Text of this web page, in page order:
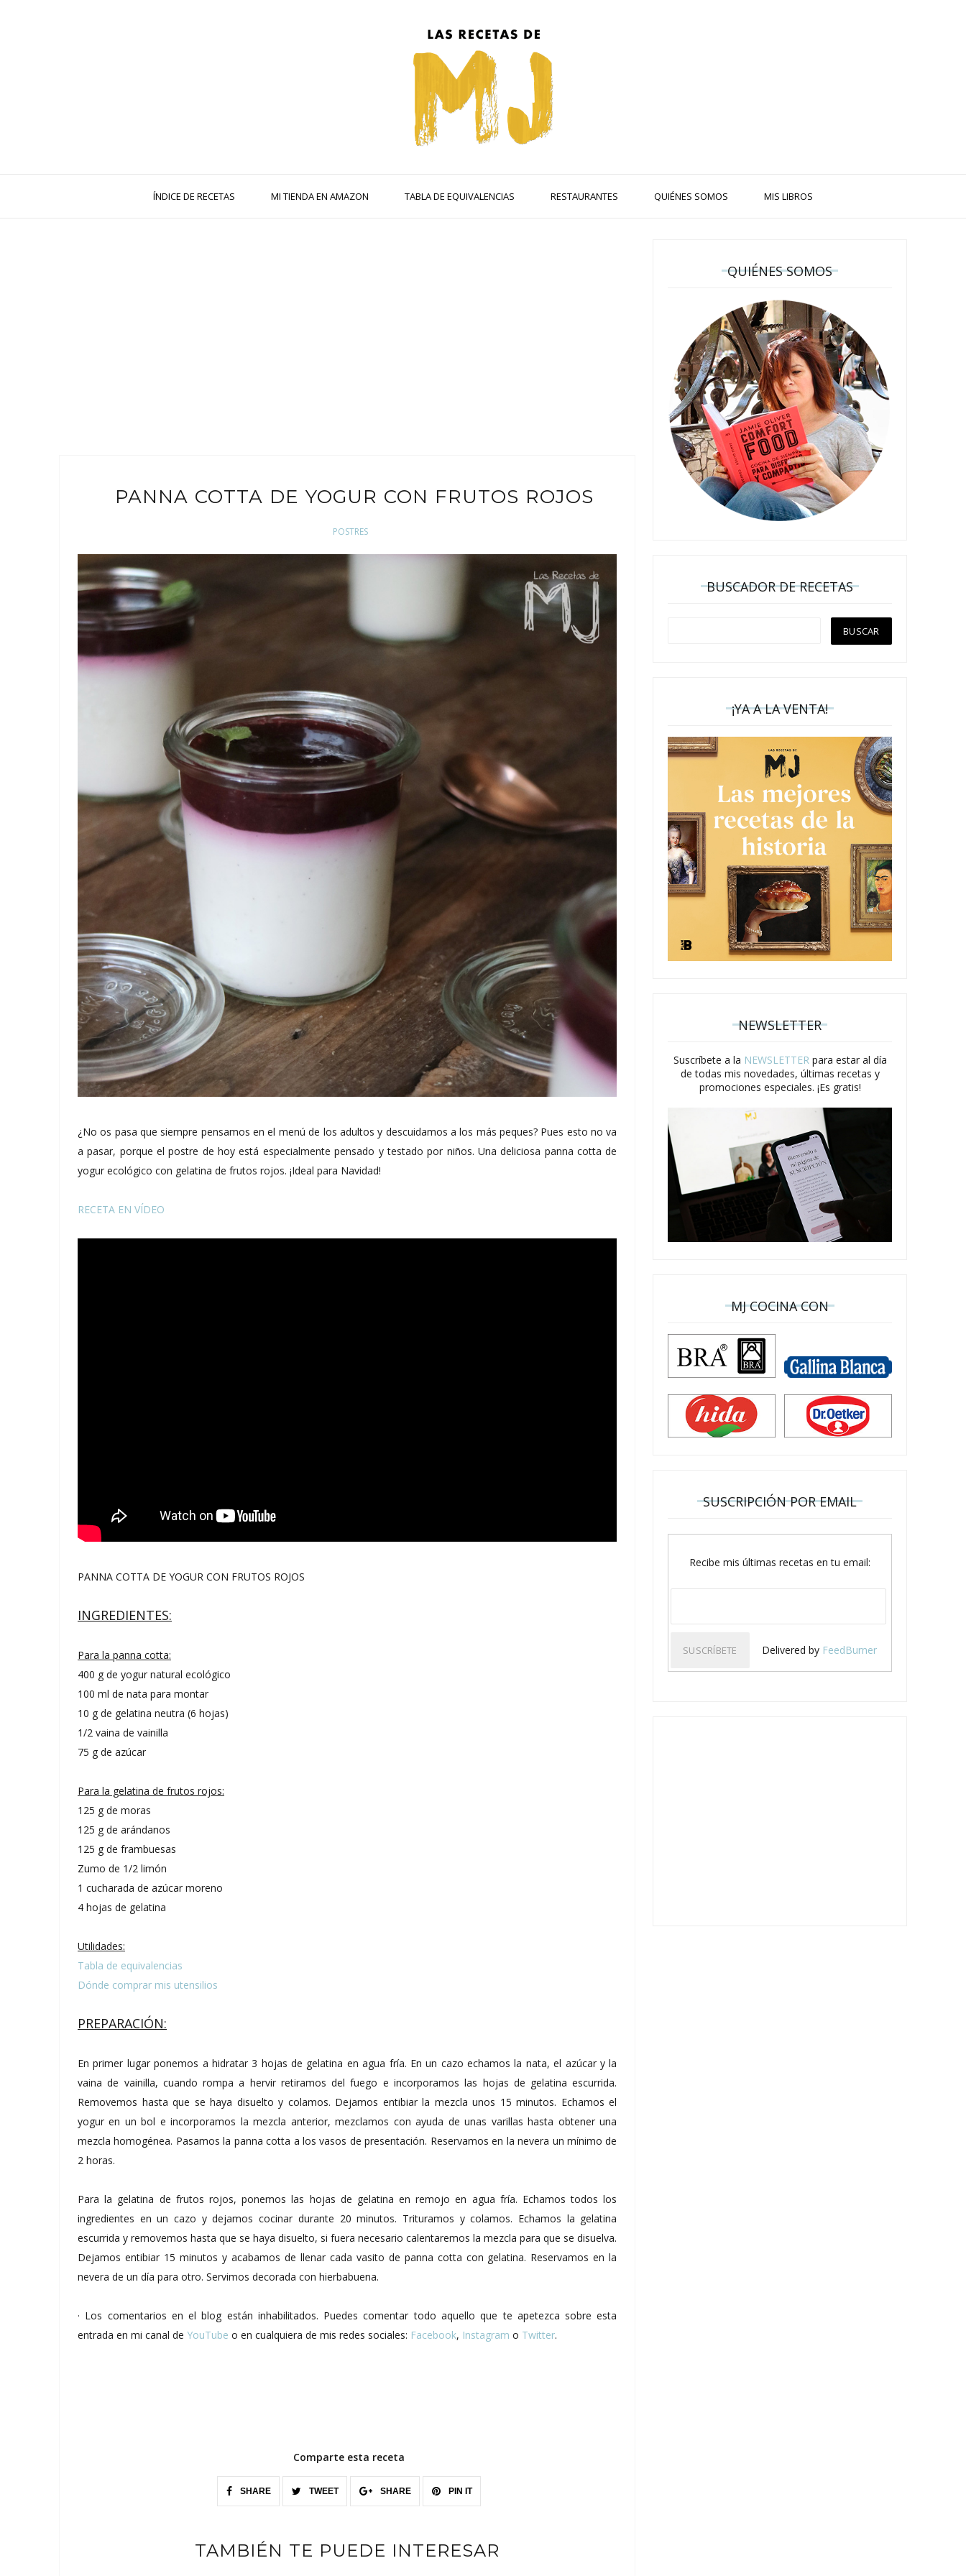
ÍNDICE DE RECETAS MI TIENDA EN AMAZON TABLA DE EQUIVALENCIAS RESTAURANTES QUIÉNES SOMOS MIS LIBROS
PANNA COTTA DE YOGUR CON FRUTOS ROJOS
POSTRES
¿No os pasa que siempre pensamos en el menú de los adultos y descuidamos a los más peques? Pues esto no va
a pasar, porque el postre de hoy está especialmente pensado y testado por niños. Una deliciosa panna cotta de
yogur ecológico con gelatina de frutos rojos. ¡Ideal para Navidad!
RECETA EN VÍDEO
PANNA COTTA DE YOGUR CON FRUTOS ROJOS
INGREDIENTES:
Para la panna cotta:
400 g de yogur natural ecológico
100 ml de nata para montar
10 g de gelatina neutra (6 hojas)
1/2 vaina de vainilla
75 g de azúcar
Para la gelatina de frutos rojos:
125 g de moras
125 g de arándanos
125 g de frambuesas
Zumo de 1/2 limón
1 cucharada de azúcar moreno
4 hojas de gelatina
Utilidades:
Tabla de equivalencias
Dónde comprar mis utensilios
PREPARACIÓN:
En primer lugar ponemos a hidratar 3 hojas de gelatina en agua fría. En un cazo echamos la nata, el azúcar y la
vaina de vainilla, cuando rompa a hervir retiramos del fuego e incorporamos las hojas de gelatina escurrida.
Removemos hasta que se haya disuelto y colamos. Dejamos entibiar la mezcla unos 15 minutos. Echamos el
yogur en un bol e incorporamos la mezcla anterior, mezclamos con ayuda de unas varillas hasta obtener una
mezcla homogénea. Pasamos la panna cotta a los vasos de presentación. Reservamos en la nevera un mínimo de
2 horas.
Para la gelatina de frutos rojos, ponemos las hojas de gelatina en remojo en agua fría. Echamos todos los
ingredientes en un cazo y dejamos cocinar durante 20 minutos. Trituramos y colamos. Echamos la gelatina
escurrida y removemos hasta que se haya disuelto, si fuera necesario calentaremos la mezcla para que se disuelva.
Dejamos entibiar 15 minutos y acabamos de llenar cada vasito de panna cotta con gelatina. Reservamos en la
nevera de un día para otro. Servimos decorada con hierbabuena.
· Los comentarios en el blog están inhabilitados. Puedes comentar todo aquello que te apetezca sobre esta
entrada en mi canal de YouTube o en cualquiera de mis redes sociales: Facebook, Instagram o Twitter.
Comparte esta receta
SHARE TWEET SHARE PIN IT
TAMBIÉN TE PUEDE INTERESAR
QUIÉNES SOMOS
BUSCADOR DE RECETAS
¡YA A LA VENTA!
NEWSLETTER
Suscríbete a la NEWSLETTERpara estar al día
de todas mis novedades, últimas recetas y
promociones especiales. ¡Es gratis!
MJ COCINA CON
SUSCRIPCIÓN POR EMAIL
Recibe mis últimas recetas en tu email:
Delivered by FeedBurner